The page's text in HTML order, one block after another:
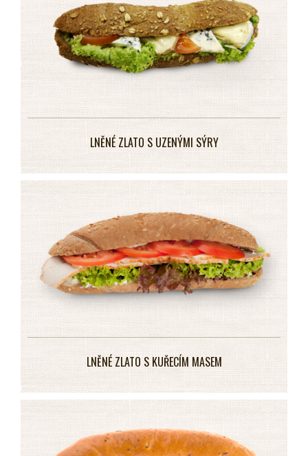
LNĚNÉ ZLATO S UZENÝMI SÝRY
LNĚNÉ ZLATO S KUŘECÍM MASEM